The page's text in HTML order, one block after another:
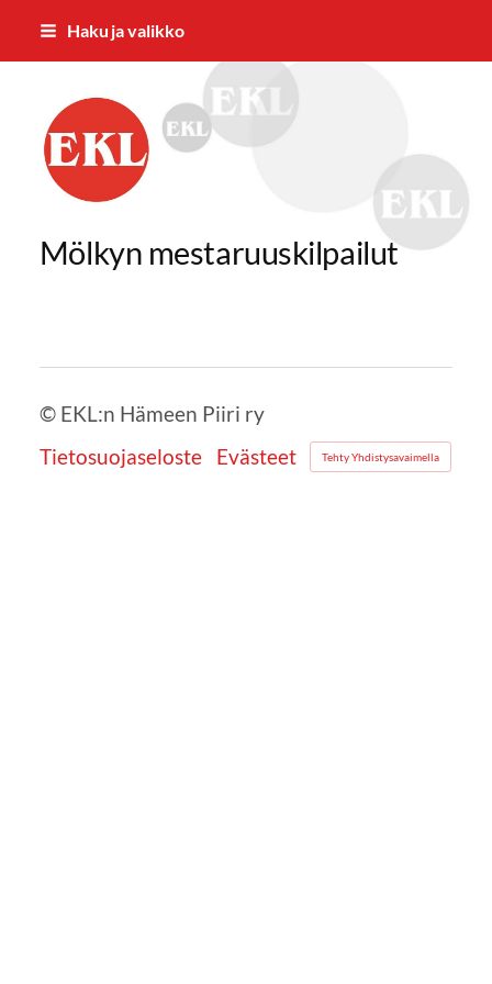
Siirry
Haku ja valikko
EKL:n Hämeen Piiri ry
Mölkyn mestaruuskilpailut
© EKL:n Hämeen Piiri ry
Tietosuojaseloste
Evästeet Tehty Yhdistysavaimella